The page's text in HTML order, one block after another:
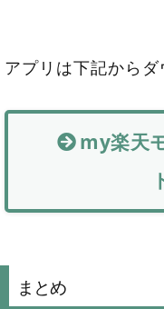
アプリは下記からダ
my楽天
まとめ